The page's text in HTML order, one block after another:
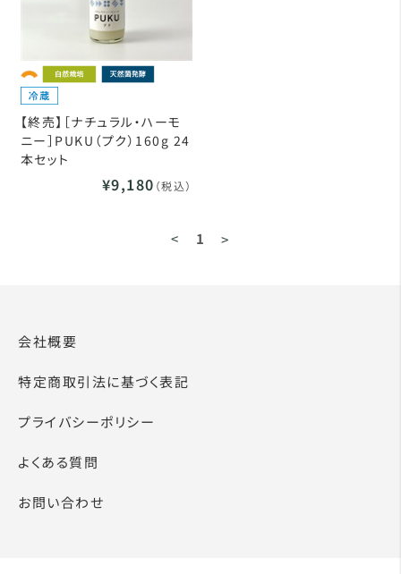
【終売】［ナチュラル・ハーモ
ニー］PUKU（プク）160g 24
本セット
¥9,180 （税込）
< 1 >
会社概要
特定商取引法に基づく表記
プライバシーポリシー
よくある質問
お問い合わせ